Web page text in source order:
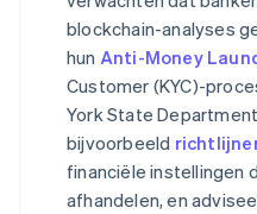
blockchain-analyses
hun Anti-Money
Customer (KYC)-
York State
bijvoorbeeld
financiële instellingen
afhandelen, en